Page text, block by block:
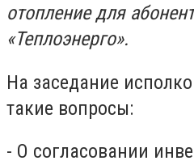
отопление для
«Теплоэнерго».
На заседание
такие вопросы:
- О согласовании